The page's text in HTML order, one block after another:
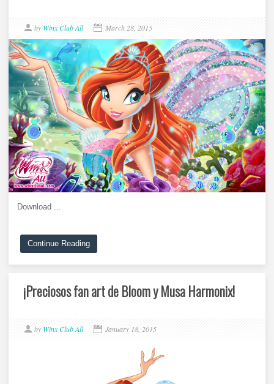
by Winx Club All March 28, 2015
Download ...
Continue Reading
¡Preciosos fan art de Bloom y Musa Harmonix!
by Winx Club All January 18, 2015